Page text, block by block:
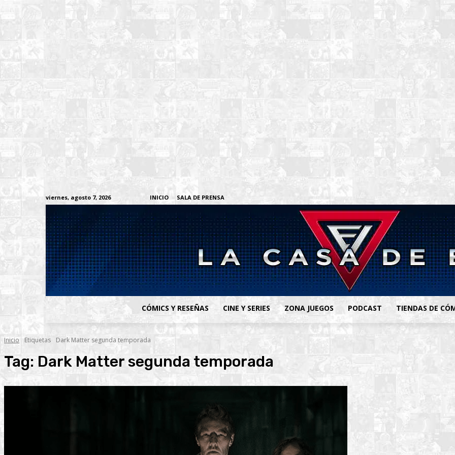
viernes, agosto 7, 2026 INICIO SALA DE PRENSA
CÓMICS Y RESEÑAS CINE Y SERIES ZONA JUEGOS PODCAST TIENDAS DE
Inicio Etiquetas Dark Matter segunda temporada
Tag: Dark Matter segunda temporada